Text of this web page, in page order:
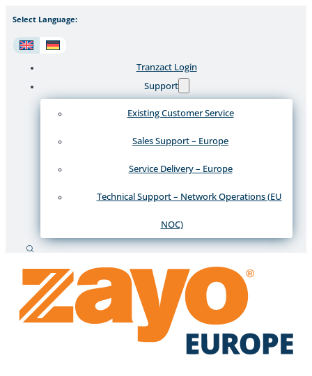
Select Language:
Tranzact Login
Support
Existing Customer Service
Sales Support – Europe
Service Delivery – Europe
Technical Support – Network Operations (EU
NOC)
Suche